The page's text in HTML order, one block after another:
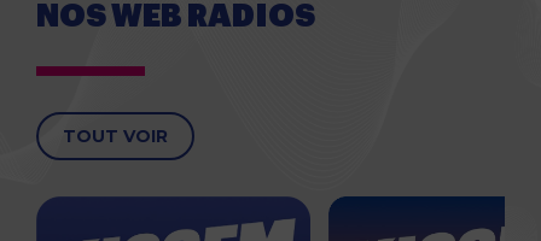
NOS WEB RADIOS
TOUT VOIR